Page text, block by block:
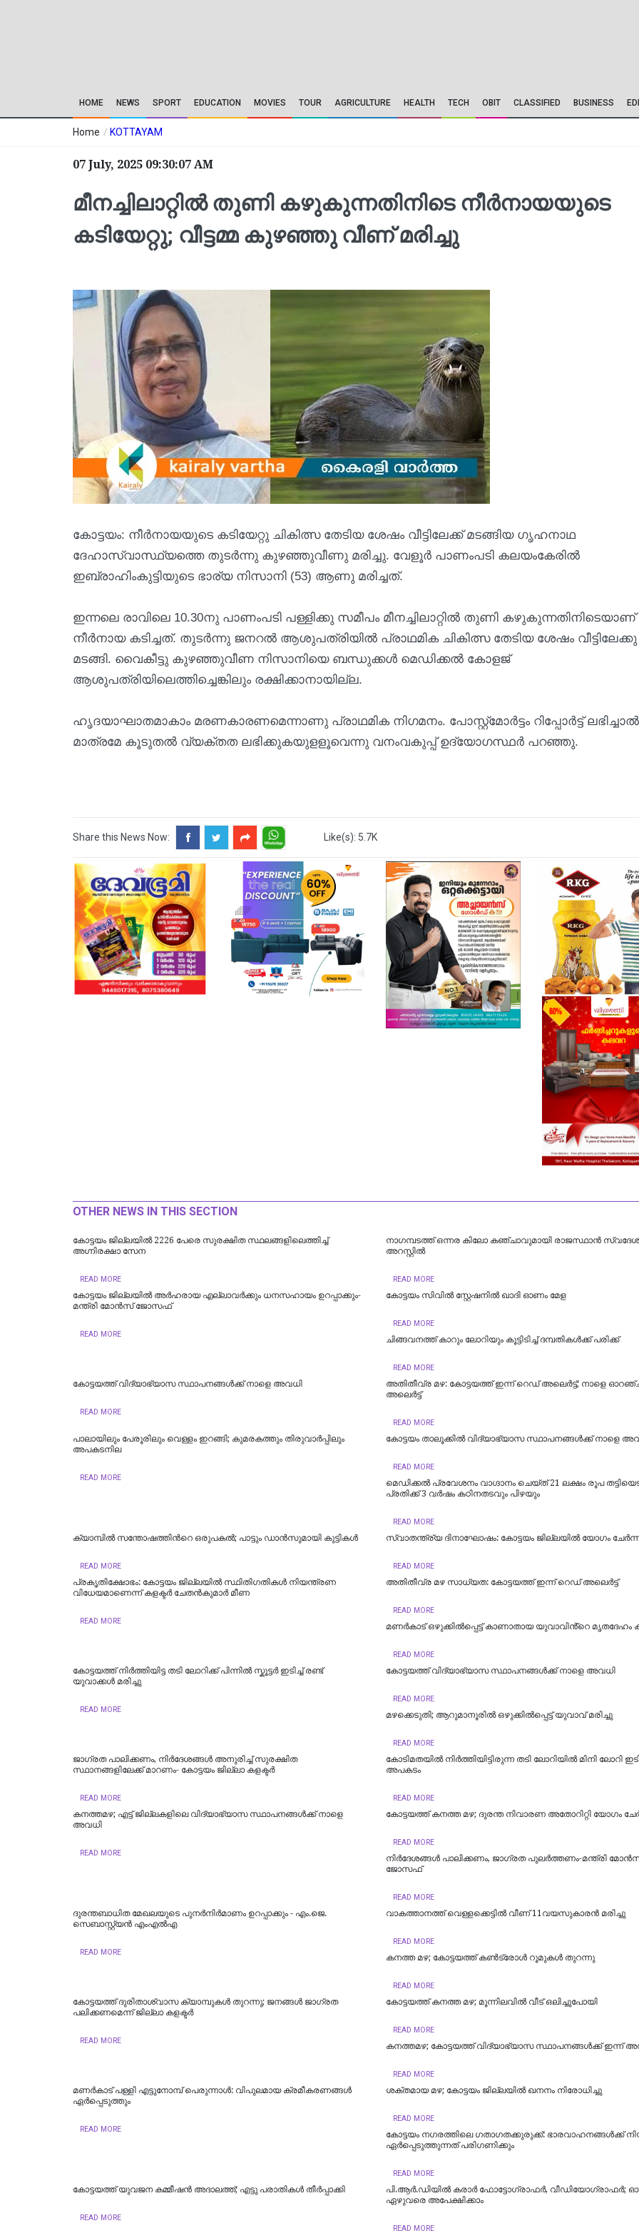
HOME NEWS SPORT EDUCATION MOVIES TOUR AGRICULTURE HEALTH TECH OBIT CLASSIFIED BUSINESS
Home / KOTTAYAM
07 July, 2025 09:30:07 AM
മീനച്ചിലാറ്റില്‍ തുണി കഴുകുന്നതിനിടെ നീർനായയുടെ
കടിയേറ്റു; വീട്ടമ്മ കുഴഞ്ഞു വീണ് മരിച്ചു
കോട്ടയം: നീര്‍നായയുടെ കടിയേറ്റു ചികിത്സ തേടിയ ശേഷം വീട്ടിലേക്ക് മടങ്ങിയ ഗൃഹനാഥ
ദേഹാസ്വാസ്ഥ്യത്തെ തുടര്‍ന്നു കുഴഞ്ഞുവീണു മരിച്ചു. വേളൂര്‍ പാണംപടി കലയംകേരില്‍
ഇബ്രാഹിംകുട്ടിയുടെ ഭാര്യ നിസാനി (53) ആണു മരിച്ചത്.
ഇന്നലെ രാവിലെ 10.30നു പാണംപടി പള്ളിക്കു സമീപം മീനച്ചിലാറ്റില്‍ തുണി കഴുകുന്നതിനിടെയാണ്
നീര്‍നായ കടിച്ചത്. തുടര്‍ന്നു ജനറല്‍ ആശുപത്രിയില്‍ പ്രാഥമിക ചികിത്സ തേടിയ ശേഷം വീട്ടിലേക്കു
മടങ്ങി. വൈകീട്ടു കുഴഞ്ഞുവീണ നിസാനിയെ ബന്ധുക്കള്‍ മെഡിക്കല്‍ കോളജ്
ആശുപത്രിയിലെത്തിച്ചെങ്കിലും രക്ഷിക്കാനായില്ല.
ഹൃദയാഘാതമാകാം മരണകാരണമെന്നാണു പ്രാഥമിക നിഗമനം. പോസ്റ്റ്‌മോര്‍ട്ടം റിപ്പോര്‍ട്ട് ലഭിച്ചാല്‍
മാത്രമേ കൂടുതല്‍ വ്യക്തത ലഭിക്കുകയുളളൂവെന്നു വനംവകുപ്പ് ഉദ്യോഗസ്ഥര്‍ പറഞ്ഞു.
Share this News Now: Like(s): 5.7K
OTHER NEWS IN THIS SECTION
​കോട്ടയം ജില്ലയില്‍ 2226 പേരെ സുരക്ഷിത സ്ഥലങ്ങളിലെത്തിച്ച്
അഗ്നിരക്ഷാ സേന
READ MORE
നാഗമ്പടത്ത് ഒന്നര കിലോ കഞ്ചാവുമായി രാജസ്ഥാന്‍
അറസ്റ്റില്‍
READ MORE
കോട്ടയം ജില്ലയില്‍ അര്‍ഹരായ എല്ലാവര്‍ക്കും ധനസഹായം ഉറപ്പാക്കും-
മന്ത്രി മോന്‍സ് ജോസഫ്
READ MORE
കോട്ടയം സിവിൽ സ്റ്റേഷനിൽ ഖാദി ഓണം മേള
READ MORE
ചിങ്ങവനത്ത് കാറും ലോറിയും കൂട്ടിടിച്ച് ദമ്പതികള്‍ക്ക് പരിക്ക്
READ MORE
കോട്ടയത്ത് വിദ്യാഭ്യാസ സ്ഥാപനങ്ങൾക്ക് നാളെ അവധി
READ MORE
അതിതീവ്ര മഴ: കോട്ടയത്ത് ഇന്ന് റെഡ് അലെർട്ട്; നാളെ
അലെര്‍ട്ട്
READ MORE
പാലായിലും പേരൂരിലും വെള്ളം ഇറങ്ങി; കുമരകത്തും തിരുവാര്‍പ്പിലും
അപകടനില
READ MORE
കോട്ടയം താലൂക്കില്‍ വിദ്യാഭ്യാസ സ്ഥാപനങ്ങള്‍ക്ക് നാളെ
READ MORE
മെഡിക്കൽ പ്രവേശനം വാഗ്ദാനം ചെയ്ത് 21 ലക്ഷം രൂപ
പ്രതിക്ക് 3 വർഷം കഠിനതടവും പിഴയും
READ MORE
ക്യാമ്പിൽ സന്തോഷത്തിന്‍റെ ഒരുപകൽ; പാട്ടും ഡാൻസുമായി കുട്ടികൾ
READ MORE
സ്വാതന്ത്ര്യ ദിനാഘോഷം: കോട്ടയം ജില്ലയില്‍ യോഗം
READ MORE
പ്രകൃതിക്ഷോഭം: കോട്ടയം ജില്ലയിൽ സ്ഥിതിഗതികൾ നിയന്ത്രണ
വിധേയമാണെന്ന് കളക്ടർ ചേതൻകുമാർ മീണ
READ MORE
അതിതീവ്ര മഴ സാധ്യത: കോട്ടയത്ത് ഇന്ന് റെഡ് അലെർട്ട്
READ MORE
മണർകാട് ഒഴുക്കിൽപ്പെട്ട് കാണാതായ യുവാവിൻ്റെ മൃതദേഹം
READ MORE
കോട്ടയത്ത് നിർത്തിയിട്ട തടി ലോറിക്ക് പിന്നിൽ സ്കൂട്ടർ ഇടിച്ച് രണ്ട്
യുവാക്കൾ മരിച്ചു
READ MORE
കോട്ടയത്ത് വിദ്യാഭ്യാസ സ്ഥാപനങ്ങൾക്ക് നാളെ അവധി
READ MORE
മഴക്കെടുതി; ആറുമാനൂരിൽ ഒഴുക്കില്‍പ്പെട്ട് യുവാവ് മരിച്ചു
READ MORE
ജാഗ്രത പാലിക്കണം, നിര്‍ദേശങ്ങള്‍ അനുരിച്ച് സുരക്ഷിത
സ്ഥാനങ്ങളിലേക്ക് മാറണം- കോട്ടയം ജില്ലാ കളക്ടര്‍
READ MORE
കോടിമതയിൽ നിർത്തിയിട്ടിരുന്ന തടി ലോറിയിൽ മിനി ലോറി
അപകടം
READ MORE
കനത്തമഴ; എട്ട് ജില്ലകളിലെ വിദ്യാഭ്യാസ സ്ഥാപനങ്ങൾക്ക് നാളെ
അവധി
READ MORE
കോട്ടയത്ത് കനത്ത മഴ; ദുരന്ത നിവാരണ അതോറിറ്റി യോഗം
READ MORE
നിർദേശങ്ങൾ പാലിക്കണം, ജാഗ്രത പുലർത്തണം-മന്ത്രി
ജോസഫ്
READ MORE
ദുരന്തബാധിത മേഖലയുടെ പുനർനിർമാണം ഉറപ്പാക്കും - എം.ജെ.
സെബാസ്റ്റ്യൻ എംഎൽഎ
READ MORE
വാകത്താനത്ത് വെള്ളക്കെട്ടില്‍ വീണ് 11വയസുകാരന്‍ മരിച്ചു
READ MORE
കനത്ത മഴ; കോട്ടയത്ത് കണ്‍ട്രോള്‍ റൂമുകള്‍ തുറന്നു
READ MORE
കോട്ടയത്ത് ദുരിതാശ്വാസ ക്യാമ്പുകള്‍ തുറന്നു; ജനങ്ങള്‍ ജാഗ്രത
പലിക്കണമെന്ന് ജില്ലാ കളക്ടര്‍
READ MORE
കോട്ടയത്ത് കനത്ത മഴ; മൂന്നിലവിൽ വീട് ഒലിച്ചുപോയി
READ MORE
കനത്തമഴ; കോട്ടയത്ത് വിദ്യാഭ്യാസ സ്ഥാപനങ്ങള്‍ക്ക് ഇന്ന്
READ MORE
മണർകാട് പള്ളി എട്ടുനോമ്പ് പെരുന്നാൾ: വിപുലമായ ക്രമീകരണങ്ങൾ
ഏർപ്പെടുത്തും
READ MORE
ശക്തമായ മഴ; കോട്ടയം ജില്ലയില്‍ ഖനനം നിരോധിച്ചു
READ MORE
കോട്ടയം നഗരത്തിലെ ഗതാഗതക്കുരുക്ക്: ഭാരവാഹനങ്ങൾക്ക്
ഏർപ്പെടുത്തുന്നത് പരിഗണിക്കും
READ MORE
കോട്ടയത്ത് യുവജന കമ്മീഷൻ അദാലത്ത്; എട്ടു പരാതികൾ തീർപ്പാക്കി
READ MORE
പി.ആർ.ഡിയിൽ കരാർ ഫോട്ടോഗ്രാഫർ, വീഡിയോഗ്രാഫർ;
ഏഴുവരെ അപേക്ഷിക്കാം
READ MORE